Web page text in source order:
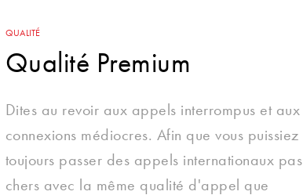
QUALITÉ
Qualité Premium
Dites au revoir aux appels interrompus et aux
connexions médiocres. Afin que vous puissiez
toujours passer des appels internationaux pas
chers avec la même qualité d'appel que